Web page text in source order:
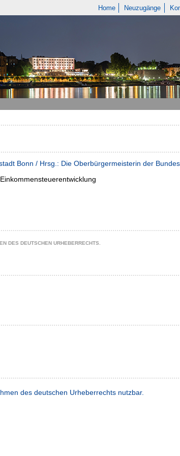
Home Neuzugänge
Bonn / Hrsg.: Die Oberbürgermeisterin der
Einkommensteuerentwicklung
DES DEUTSCHEN URHEBERRECHTS.
des deutschen Urheberrechts nutzbar.